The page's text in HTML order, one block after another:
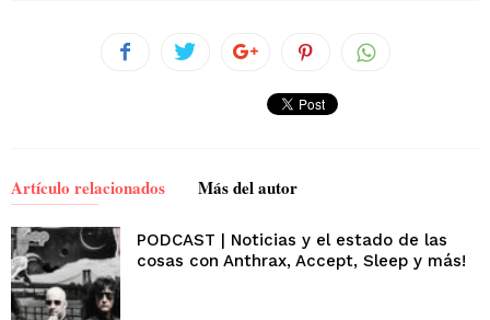
Artículo relacionados Más del autor
PODCAST | Noticias y el estado de las
cosas con Anthrax, Accept, Sleep y más!